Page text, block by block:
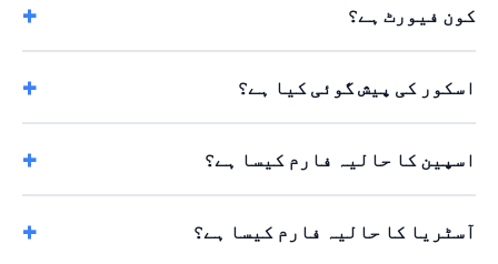
کون فیورٹ ہے؟
اسکور کی پیش گوئی کیا ہے؟
اسپین کا حالیہ فارم کیسا ہے؟
آسٹریا کا حالیہ فارم کیسا ہے؟